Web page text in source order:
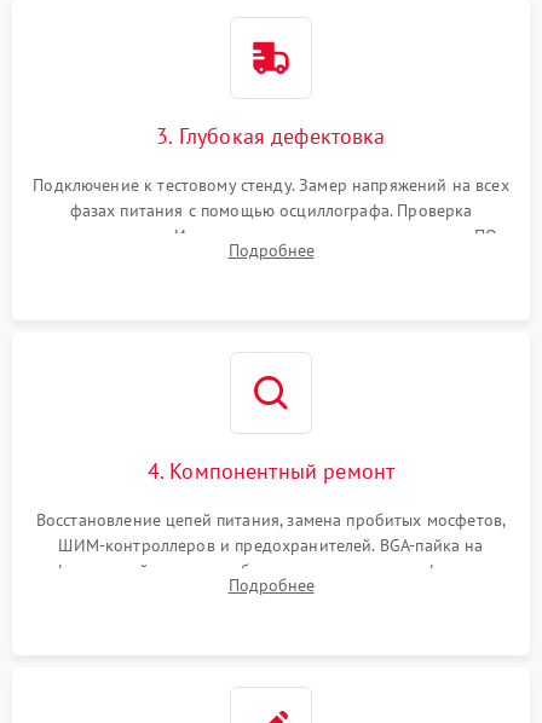
3. Глубокая дефектовка
Подключение к тестовому стенду. Замер напряжений на всех
фазах питания с помощью осциллографа. Проверка
инициализации. Использование специализированного ПО
MATS
Подробнее
4. Компонентный ремонт
Восстановление цепей питания, замена пробитых мосфетов,
ШИМ-контроллеров и предохранителей. BGA-пайка на
инфракрасной станции реболлинг или замена графического
чипа и дефектной памяти GDDR. Прошивка BIOS
Подробнее